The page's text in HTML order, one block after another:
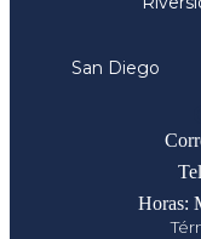
San Diego
Horas: